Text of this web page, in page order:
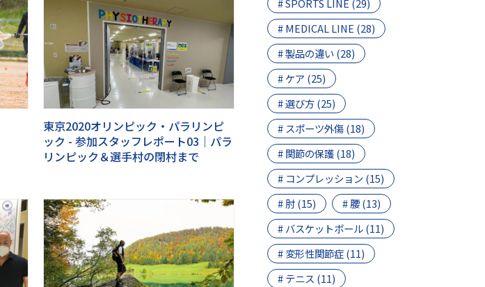
東京2020オリンピック・パラリンピ
ック - 参加スタッフレポート03｜パラ
リンピック＆選手村の閉村まで
# SPORTS LINE (29)
# MEDICAL LINE (28)
# 製品の違い (28)
# ケア (25)
# 選び方 (25)
# スポーツ外傷 (18)
# 関節の保護 (18)
# コンプレッション (15)
# 肘 (15)
# 腰 (13)
# バスケットボール (11)
# 変形性関節症 (11)
# テニス (11)